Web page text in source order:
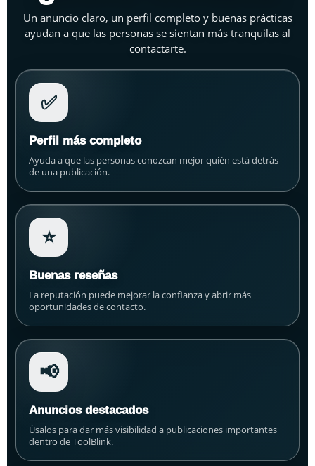
Un anuncio claro, un perfil completo y buenas prácticas
ayudan a que las personas se sientan más tranquilas al
contactarte.
✅
Perfil más completo
Ayuda a que las personas conozcan mejor quién está detrás
de una publicación.
⭐
Buenas reseñas
La reputación puede mejorar la confianza y abrir más
oportunidades de contacto.
📢
Anuncios destacados
Úsalos para dar más visibilidad a publicaciones importantes
dentro de ToolBlink.